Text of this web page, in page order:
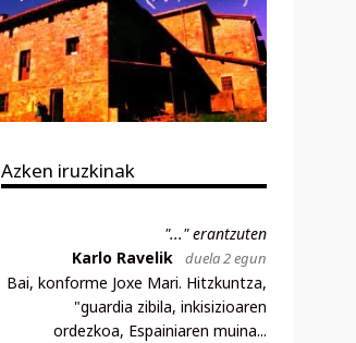
Azken iruzkinak
"..." erantzuten
Karlo Ravelik
duela 2 egun
Bai, konforme Joxe Mari. Hitzkuntza,
"guardia zibila, inkisizioaren
ordezkoa, Espainiaren muina...